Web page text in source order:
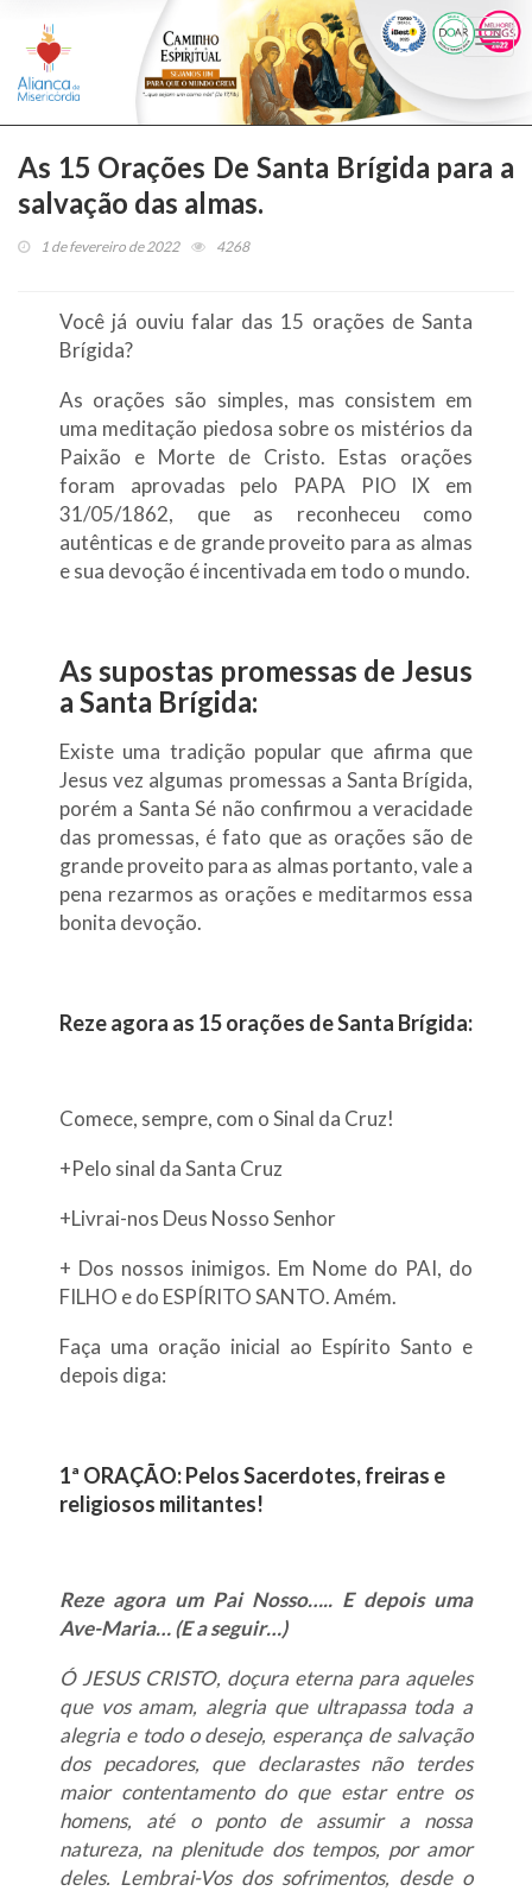
As 15 Orações De Santa Brígida para a
salvação das almas.
1 de fevereiro de 2022 4268
Você já ouviu falar das 15 orações de Santa
Brígida?
As orações são simples, mas consistem em
uma meditação piedosa sobre os mistérios da
Paixão e Morte de Cristo. Estas orações
foram aprovadas pelo PAPA PIO IX em
31/05/1862, que as reconheceu como
autênticas e de grande proveito para as almas
e sua devoção é incentivada em todo o mundo.
As supostas promessas de Jesus
a Santa Brígida:
Existe uma tradição popular que afirma que
Jesus vez algumas promessas a Santa Brígida,
porém a Santa Sé não confirmou a veracidade
das promessas, é fato que as orações são de
grande proveito para as almas portanto, vale a
pena rezarmos as orações e meditarmos essa
bonita devoção.
Reze agora as 15 orações de Santa Brígida:
Comece, sempre, com o Sinal da Cruz!
+Pelo sinal da Santa Cruz
+Livrai-nos Deus Nosso Senhor
+ Dos nossos inimigos. Em Nome do PAI, do
FILHO e do ESPÍRITO SANTO. Amém.
Faça uma oração inicial ao Espírito Santo e
depois diga:
1ª ORAÇÃO: Pelos Sacerdotes, freiras e
religiosos militantes!
Reze agora um Pai Nosso….. E depois uma
Ave-Maria… (E a seguir…)
Ó JESUS CRISTO, doçura eterna para aqueles
que vos amam, alegria que ultrapassa toda a
alegria e todo o desejo, esperança de salvação
dos pecadores, que declarastes não terdes
maior contentamento do que estar entre os
homens, até o ponto de assumir a nossa
natureza, na plenitude dos tempos, por amor
deles. Lembrai-Vos dos sofrimentos, desde o